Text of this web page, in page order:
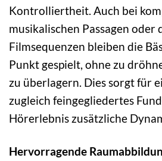
Kontrolliertheit. Auch bei
musikalischen Passagen oder
Filmsequenzen bleiben die
Punkt gespielt, ohne zu
zu überlagern. Dies sorgt für
zugleich feingegliedertes
Hörerlebnis zusätzliche
Hervorragende